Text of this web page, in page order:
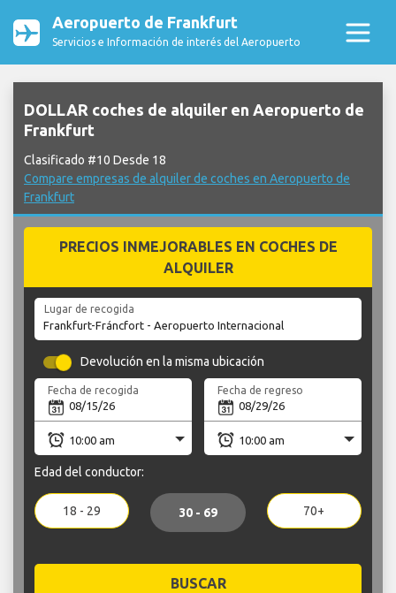
Aeropuerto de Frankfurt
Servicios e Información de interés del Aeropuerto
DOLLAR coches de alquiler en Aeropuerto de
Frankfurt
Clasificado #10 Desde 18
Compare empresas de alquiler de coches en Aeropuerto de
Frankfurt
PRECIOS INMEJORABLES EN COCHES DE
ALQUILER
Lugar de recogida
Devolución en la misma ubicación
Fecha de recogida Fecha de regreso
Edad del conductor:
18 - 29 30 - 69 70+
BUSCAR